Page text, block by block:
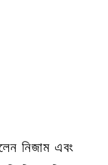
নিজাম এবং